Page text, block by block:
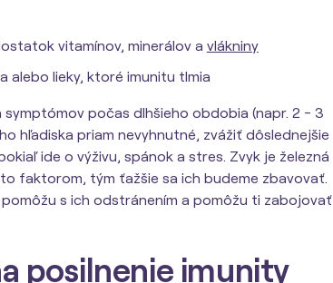
vitamínov, minerálov a vlákniny
alebo lieky, ktoré imunitu tlmia
počas dlhšieho obdobia (napr. 2 - 3
hľadiska priam nevyhnutné, zvážiť dôslednejšie
ide o výživu, spánok a stres. Zvyk je železná
faktorom, tým ťažšie sa ich budeme zbavovať.
s ich odstránením a pomôžu ti zabojovať
posilnenie imunity